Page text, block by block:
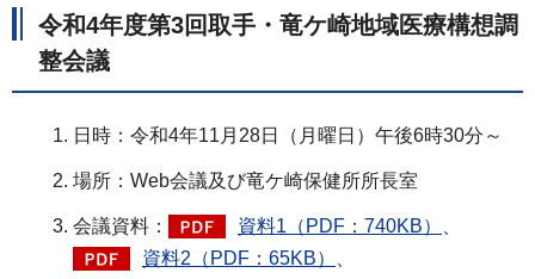
令和4年度第3回取手・竜ケ崎地域医療構想調
整会議
日時：令和4年11月28日（月曜日）午後6時30分～
場所：Web会議及び竜ケ崎保健所所長室
会議資料： 資料1（PDF：740KB）
資料2（PDF：65KB）